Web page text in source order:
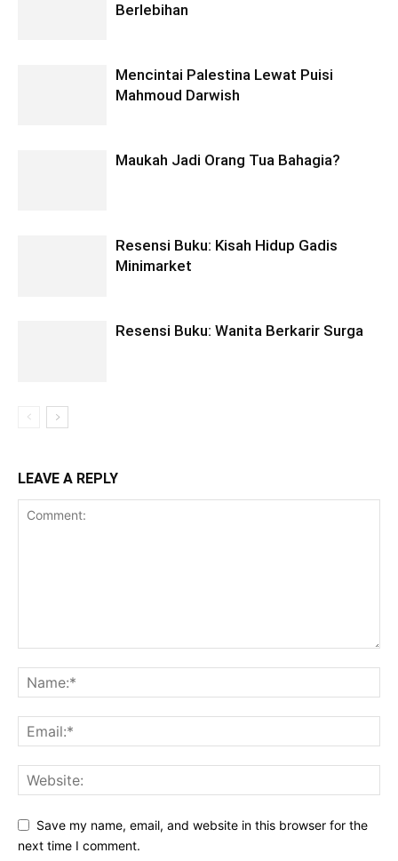
Berlebihan
Mencintai Palestina Lewat Puisi
Mahmoud Darwish
Maukah Jadi Orang Tua Bahagia?
Resensi Buku: Kisah Hidup Gadis
Minimarket
Resensi Buku: Wanita Berkarir Surga
LEAVE A REPLY
Save my name, email, and website in this browser for the
next time I comment.